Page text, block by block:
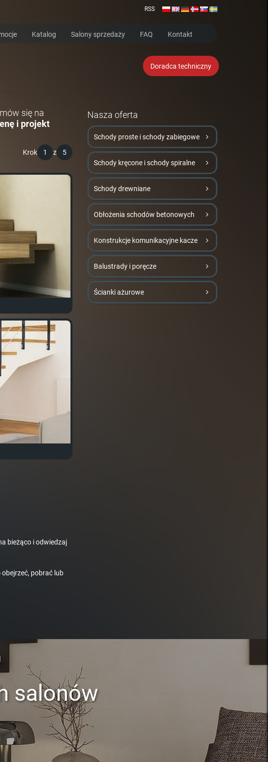
RSS
Katalog Salony sprzedaży FAQ Kontakt
Doradca techniczny
się na
i projekt
Krok 1 z 5
bieżąco i odwiedzaj
obejrzeć, pobrać lub
Nasza oferta
Schody proste i schody zabiegowe
Schody kręcone i schody spiralne
Schody drewniane
Obłożenia schodów betonowych
Konstrukcje komunikacyjne kacze
Balustrady i poręcze
Ścianki ażurowe
salonów